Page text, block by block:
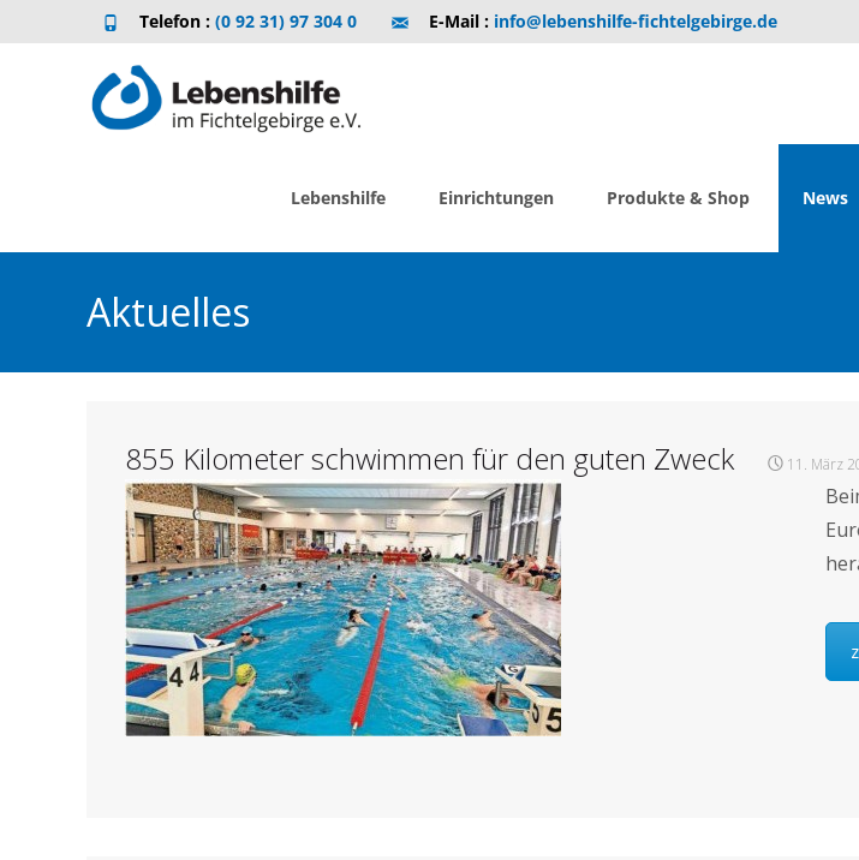
Telefon : (0 92 31) 97 304 0 E-Mail : info@lebenshilfe-fichtelgebirge.de
Lebenshilfe Einrichtungen Produkte & Shop News
Aktuelles
855 Kilometer schwimmen für den guten Zweck 11. März